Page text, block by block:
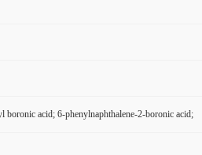
boronic acid; 6-phenylnaphthalene-2-boronic acid;